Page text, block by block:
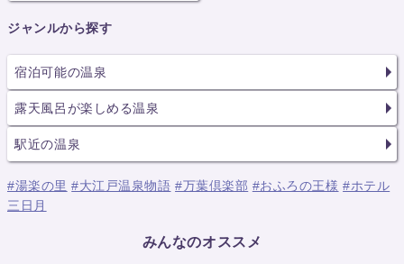
ジャンルから探す
宿泊可能の温泉
露天風呂が楽しめる温泉
駅近の温泉
#湯楽の里 #大江戸温泉物語 #万葉倶楽部 #おふろの王様 #ホテル
三日月
みんなのオススメ